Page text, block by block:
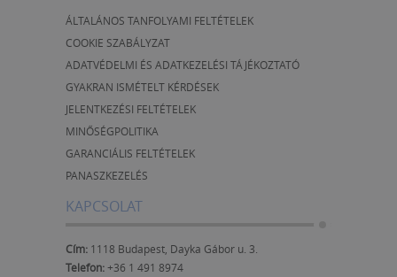
ÁLTALÁNOS TANFOLYAMI FELTÉTELEK
COOKIE SZABÁLYZAT
ADATVÉDELMI ÉS ADATKEZELÉSI TÁJÉKOZTATÓ
GYAKRAN ISMÉTELT KÉRDÉSEK
JELENTKEZÉSI FELTÉTELEK
MINŐSÉGPOLITIKA
GARANCIÁLIS FELTÉTELEK
PANASZKEZELÉS
KAPCSOLAT
Cím: 1118 Budapest, Dayka Gábor u. 3.
Telefon:+36 1 491 8974